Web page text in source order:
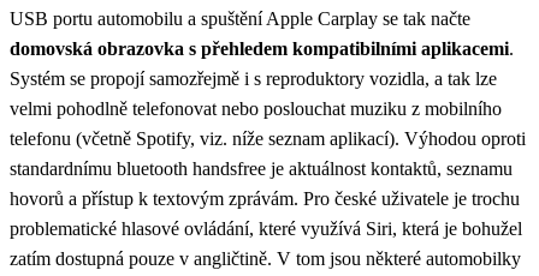
USB portu automobilu a spuštění Apple Carplay se tak načte
domovská obrazovka s přehledem kompatibilními aplikacemi.
Systém se propojí samozřejmě i s reproduktory vozidla, a tak lze
velmi pohodlně telefonovat nebo poslouchat muziku z mobilního
telefonu (včetně Spotify, viz. níže seznam aplikací). Výhodou oproti
standardnímu bluetooth handsfree je aktuálnost kontaktů, seznamu
hovorů a přístup k textovým zprávám. Pro české uživatele je trochu
problematické hlasové ovládání, které využívá Siri, která je bohužel
zatím dostupná pouze v angličtině. V tom jsou některé automobilky